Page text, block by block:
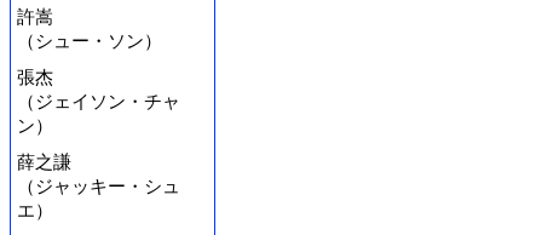
許嵩
（シュー・ソン）
張杰
（ジェイソン・チャ
ン）
薛之謙
（ジャッキー・シュ
エ）